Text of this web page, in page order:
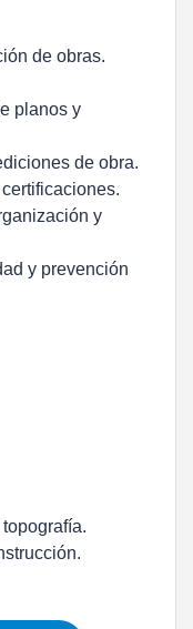
de obras.
planos y
de obra.
y
y prevención